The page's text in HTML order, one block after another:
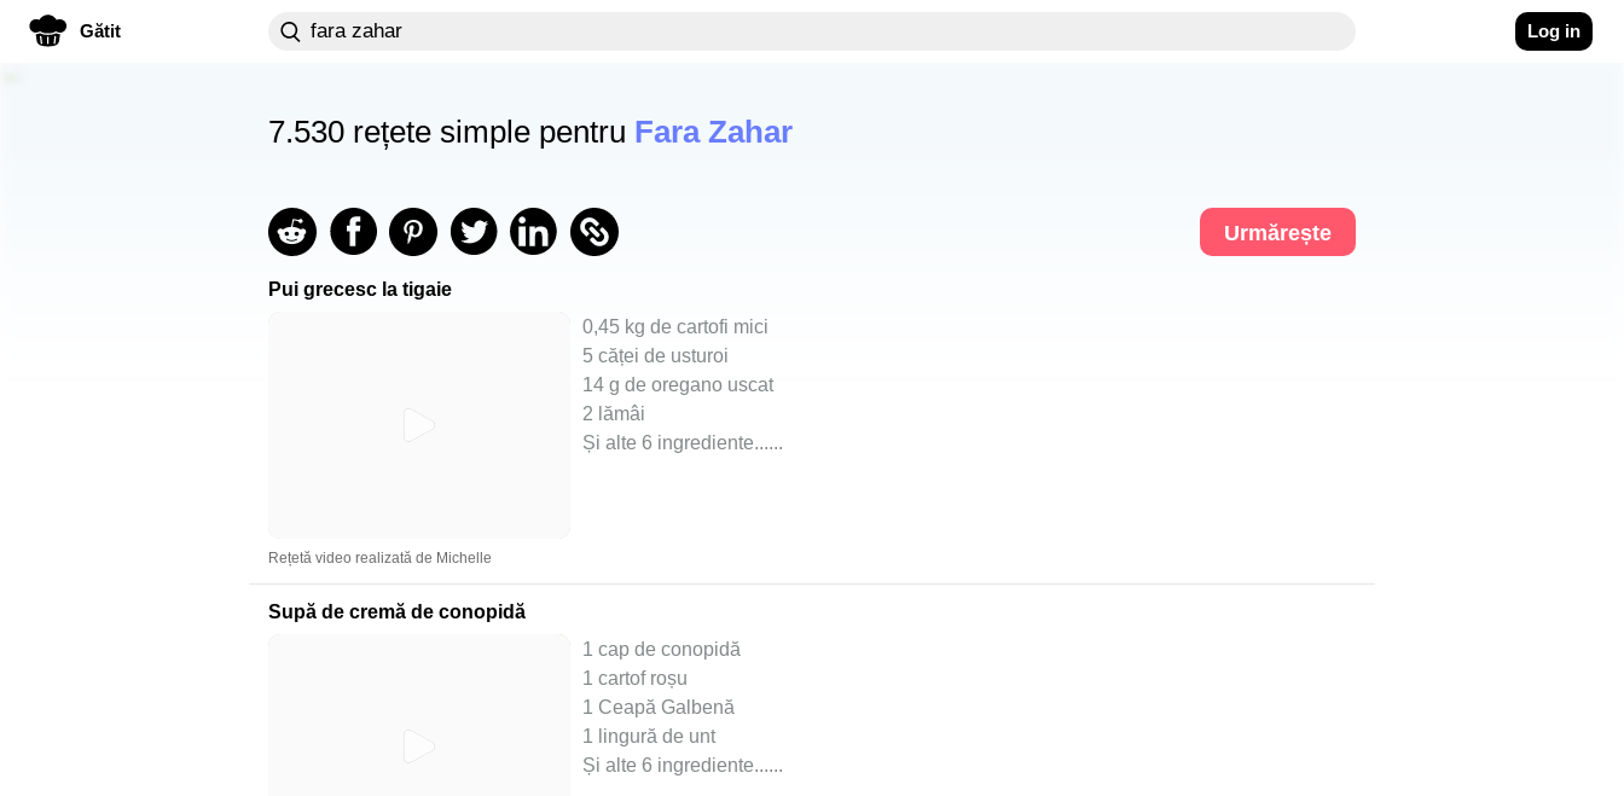
Gătit Log in
7.530 rețete simple pentru Fara Zahar
Urmărește
Pui grecesc la tigaie
0,45 kg de cartofi mici
5 căței de usturoi
14 g de oregano uscat
2 lămâi
Și alte 6 ingrediente......
Rețetă video realizată de Michelle
Supă de cremă de conopidă
1 cap de conopidă
1 cartof roșu
1 Ceapă Galbenă
1 lingură de unt
Și alte 6 ingrediente...